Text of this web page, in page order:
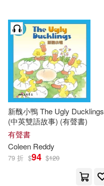
新醜小鴨 The Ugly Ducklings
(中英雙語故事) (有聲書)
有聲書
Coleen Reddy
79 折 $94 $120